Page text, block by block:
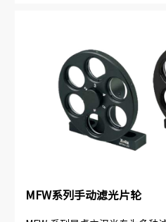
MFW系列手动滤光片轮